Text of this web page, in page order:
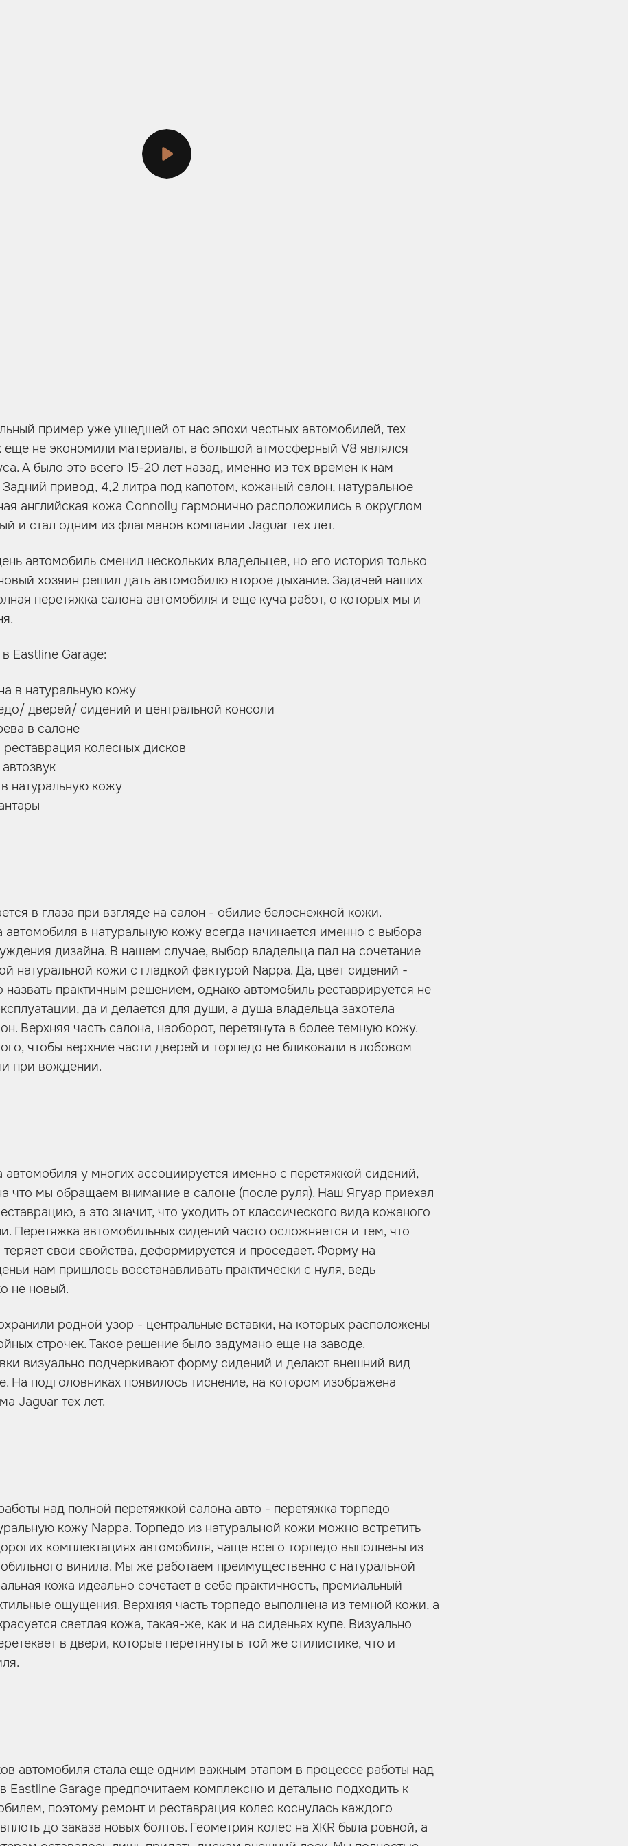
пример уже ушедшей от нас эпохи честных автомобилей, тех
еще не экономили материалы, а большой атмосферный V8 являлся
А было это всего 15-20 лет назад, именно из тех времен к нам
Задний привод, 4,2 литра под капотом, кожаный салон, натуральное
английская кожа Connolly гармонично расположились в округлом
и стал одним из флагманов компании Jaguar тех лет.
автомобиль сменил нескольких владельцев, но его история только
хозяин решил дать автомобилю второе дыхание. Задачей наших
перетяжка салона автомобиля и еще куча работ, о которых мы и
Eastline Garage:
в натуральную кожу
дверей/ сидений и центральной консоли
в салоне
колесных дисков
натуральную кожу
в глаза при взгляде на салон - обилие белоснежной кожи.
автомобиля в натуральную кожу всегда начинается именно с выбора
дизайна. В нашем случае, выбор владельца пал на сочетание
натуральной кожи с гладкой фактурой Nappa. Да, цвет сидений -
практичным решением, однако автомобиль реставрируется не
да и делается для души, а душа владельца захотела
Верхняя часть салона, наоборот, перетянута в более темную кожу.
чтобы верхние части дверей и торпедо не бликовали в лобовом
при вождении.
автомобиля у многих ассоциируется именно с перетяжкой сидений,
что мы обращаем внимание в салоне (после руля). Наш Ягуар приехал
а это значит, что уходить от классического вида кожаного
Перетяжка автомобильных сидений часто осложняется и тем, что
свои свойства, деформируется и проседает. Форму на
нам пришлось восстанавливать практически с нуля, ведь
не новый.
родной узор - центральные вставки, на которых расположены
строчек. Такое решение было задумано еще на заводе.
визуально подчеркивают форму сидений и делают внешний вид
На подголовниках появилось тиснение, на котором изображена
Jaguar тех лет.
над полной перетяжкой салона авто - перетяжка торпедо
кожу Nappa. Торпедо из натуральной кожи можно встретить
комплектациях автомобиля, чаще всего торпедо выполнены из
винила. Мы же работаем преимущественно с натуральной
кожа идеально сочетает в себе практичность, премиальный
ощущения. Верхняя часть торпедо выполнена из темной кожи, а
светлая кожа, такая-же, как и на сиденьях купе. Визуально
в двери, которые перетянуты в той же стилистике, что и
автомобиля стала еще одним важным этапом в процессе работы над
Eastline Garage предпочитаем комплексно и детально подходить к
поэтому ремонт и реставрация колес коснулась каждого
до заказа новых болтов. Геометрия колес на XKR была ровной, а